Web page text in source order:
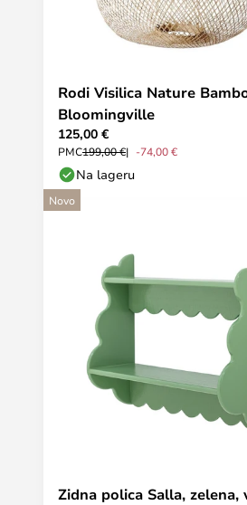
Rodi Visilica Nature
Bloomingville
125,00 €
PMC199,00 € -74,00 €
Na lageru
Novo
Zidna polica Salla, zelena,